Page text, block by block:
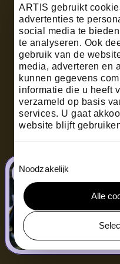
ARTIS gebruikt
advertenties te
social media te
te analyseren. Ook
gebruik van de
media, adverteren en
kunnen gegevens
informatie die u heeft
verzameld op basis
services. U gaat
website blijft
Toestemmingsselectie
Noodzakelijk
Voorkeuren
Statistieken
Alle
Nederlands
English
The
Open